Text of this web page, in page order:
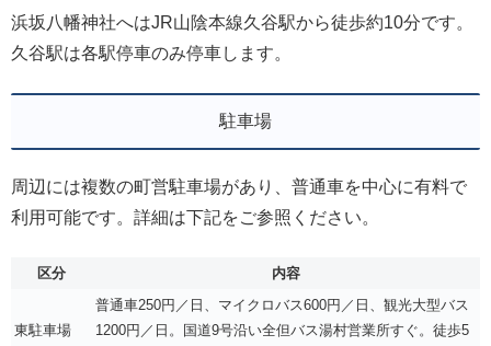
浜坂八幡神社へはJR山陰本線久谷駅から徒歩約10分です。
久谷駅は各駅停車のみ停車します。
駐車場
周辺には複数の町営駐車場があり、普通車を中心に有料で
利用可能です。詳細は下記をご参照ください。
区分 内容
東駐車場
普通車250円／日、マイクロバス600円／日、観光大型バス
1200円／日。国道9号沿い全但バス湯村営業所すぐ。徒歩5